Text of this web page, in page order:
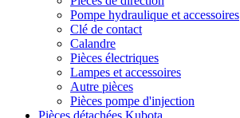
Pompe hydraulique et accessoires
Clé de contact
Calandre
Pièces électriques
Lampes et accessoires
Autre pièces
Pièces pompe d'injection
Pièces détachées Kubota